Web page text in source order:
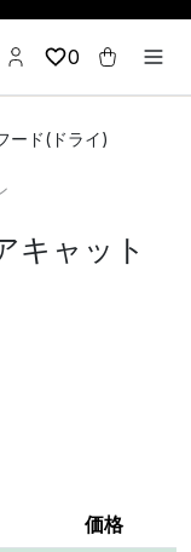
0
ード(ドライ)
キャット
価格